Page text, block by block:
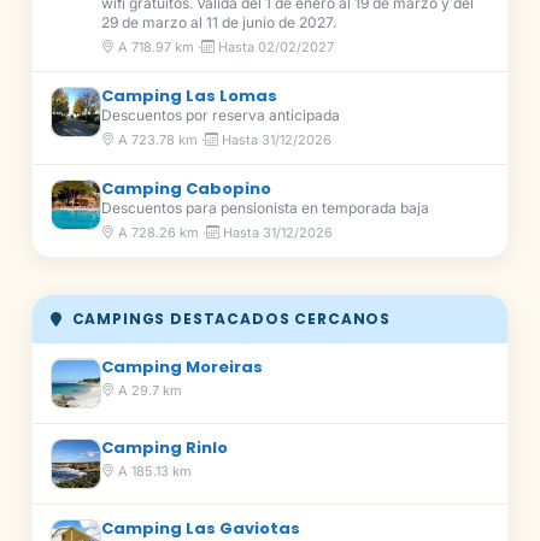
29 de marzo al 11 de junio de 2027.
A 718.97 km · Hasta 02/02/2027
Camping Las Lomas
Descuentos por reserva anticipada
A 723.78 km · Hasta 31/12/2026
Camping Cabopino
Descuentos para pensionista en temporada baja
A 728.26 km · Hasta 31/12/2026
CAMPINGS DESTACADOS CERCANOS
Camping Moreiras
A 29.7 km
Camping Rinlo
A 185.13 km
Camping Las Gaviotas